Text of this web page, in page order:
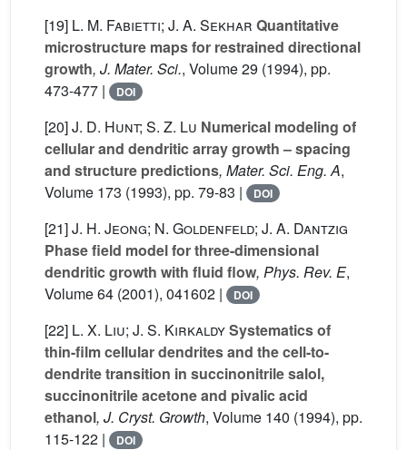
[19] L. M. Fabietti; J. A. Sekhar Quantitative
microstructure maps for restrained directional
growth, J. Mater. Sci., Volume 29 (1994), pp.
473-477 |
DOI
[20]J. D. Hunt; S. Z. Lu Numerical modeling of
cellular and dendritic array growth – spacing
and structure predictions, Mater. Sci. Eng. A,
Volume 173 (1993), pp. 79-83 | DOI
[21]J. H. Jeong; N. Goldenfeld; J. A. Dantzig
Phase field model for three-dimensional
dendritic growth with fluid flow, Phys. Rev. E,
Volume 64 (2001), 041602 | DOI
[22] L. X. Liu; J. S. KirkaldySystematics of
thin-film cellular dendrites and the cell-to-
dendrite transition in succinonitrile salol,
succinonitrile acetone and pivalic acid
ethanol, J. Cryst. Growth, Volume 140 (1994), pp.
115-122 |
DOI